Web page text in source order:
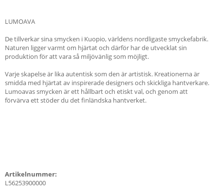
LUMOAVA
De tillverkar sina smycken i Kuopio, världens nordligaste smyckefabrik.
Naturen ligger varmt om hjärtat och därför har de utvecklat sin
produktion för att vara så miljövänlig som möjligt.
Varje skapelse är lika autentisk som den är artistisk. Kreationerna är
smidda med hjärtat av inspirerade designers och skickliga hantverkare.
Lumoavas smycken är ett hållbart och etiskt val, och genom att
förvärva ett stöder du det finländska hantverket.
Artikelnummer:
L56253900000